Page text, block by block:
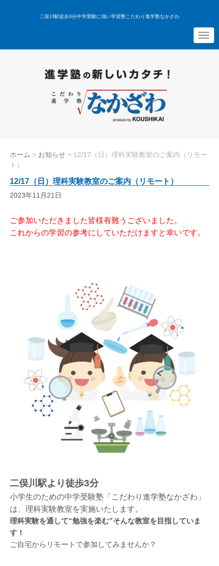
二俣川駅徒歩3分中学受験に強い学習塾こだわり進学塾なかざわ
N
a
v
ホーム > お知らせ > 12/17（日）理科実験教室のご案内（リモー
ト）
12/17（日）理科実験教室のご案内（リモート）
2023年11月21日
ご参加いただきました皆様有難うございました。
これからの学習の参考にしていただけますと幸いです。
二俣川駅より徒歩3分
小学生のための中学受験塾「こだわり進学塾なかざわ」
は、理科実験教室を実施いたします。
理科実験を通して“勉強を楽む”そんな教室を目指していま
す！
ご自宅からリモートで参加してみませんか？